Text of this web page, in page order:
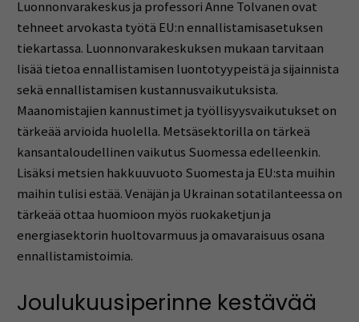
Luonnonvarakeskus ja professori Anne Tolvanen ovat
tehneet arvokasta työtä EU:n ennallistamisasetuksen
tiekartassa. Luonnonvarakeskuksen mukaan tarvitaan
lisää tietoa ennallistamisen luontotyypeistä ja sijainnista
sekä ennallistamisen kustannusvaikutuksista.
Maanomistajien kannustimet ja työllisyysvaikutukset on
tärkeää arvioida huolella. Metsäsektorilla on tärkeä
kansantaloudellinen vaikutus Suomessa edelleenkin.
Lisäksi metsien hakkuuvuoto Suomesta ja EU:sta muihin
maihin tulisi estää. Venäjän ja Ukrainan sotatilanteessa on
tärkeää ottaa huomioon myös ruokaketjun ja
energiasektorin huoltovarmuus ja omavaraisuus osana
ennallistamistoimia.
Joulukuusiperinne kestävää